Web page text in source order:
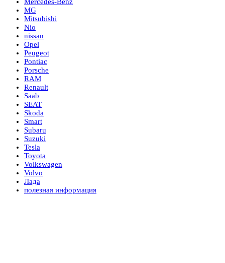
MG
Mitsubishi
Nio
nissan
Opel
Peugeot
Pontiac
Porsche
RAM
Renault
Saab
SEAT
Skoda
Smart
Subaru
Suzuki
Tesla
Toyota
Volkswagen
Volvo
Лада
полезная информация